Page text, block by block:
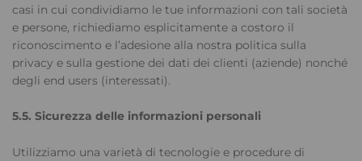
casi in cui condividiamo le tue informazioni con tali società
e persone, richiediamo esplicitamente a costoro il
riconoscimento e l’adesione alla nostra politica sulla
privacy e sulla gestione dei dati dei clienti (aziende) nonché
degli end users (interessati).
5.5. Sicurezza delle informazioni personali
Utilizziamo una varietà di tecnologie e procedure di